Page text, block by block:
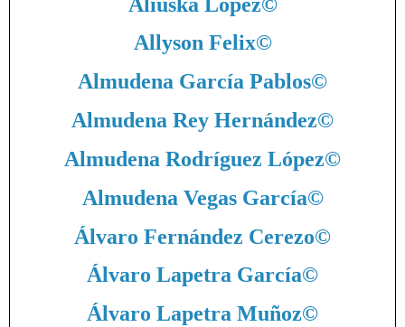
Allyson Felix©
Almudena García Pablos©
Almudena Rey Hernández©
Almudena Rodríguez López©
Almudena Vegas García©
Álvaro Fernández Cerezo©
Álvaro Lapetra García©
Álvaro Lapetra Muñoz©